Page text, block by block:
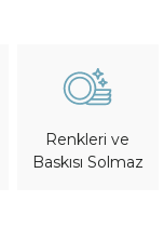
Renkleri ve
Baskısı Solmaz